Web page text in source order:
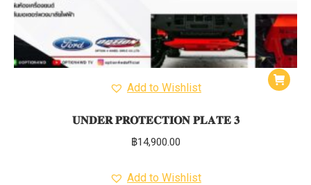
Add to Wishlist
𝐔𝐍𝐃𝐄𝐑 𝐏𝐑𝐎𝐓𝐄𝐂𝐓𝐈𝐎𝐍 𝐏𝐋𝐀𝐓𝐄 𝟑
฿14,900.00
Add to Wishlist